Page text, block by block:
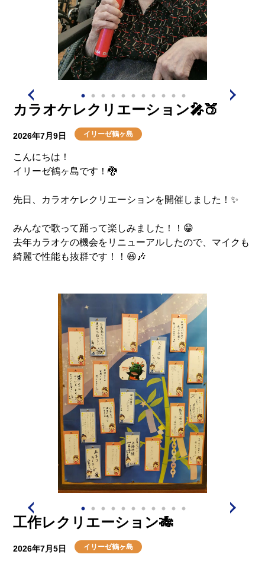
毎年恒例になりつつあるので、今後も地域交流を頑張っ
ていきます！💦
カラオケレクリエーション🎤🍑
2026年7月9日 イリーゼ鶴ヶ島
こんにちは！
イリーゼ鶴ヶ島です！🐉
先日、カラオケレクリエーションを開催しました！✨
みんなで歌って踊って楽しみました！！😁
去年カラオケの機会をリニューアルしたので、マイクも
綺麗で性能も抜群です！！😆🎶
工作レクリエーション🎋
2026年7月5日 イリーゼ鶴ヶ島